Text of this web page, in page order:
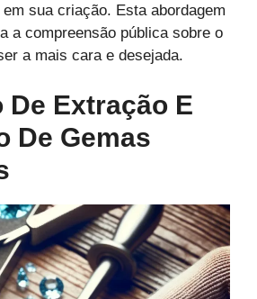
sua criação. Esta abordagem
a compreensão pública sobre o
a mais cara e desejada.
De Extração E
De Gemas